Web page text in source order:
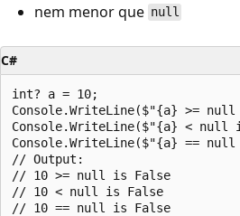
nem menor que null
C#
int? a = 10;
Console.WriteLine($"{a} >=
Console.WriteLine($"{a} <
Console.WriteLine($"{a} ==
// Output:
// 10 >= null is False
// 10 < null is False
// 10 == null is False